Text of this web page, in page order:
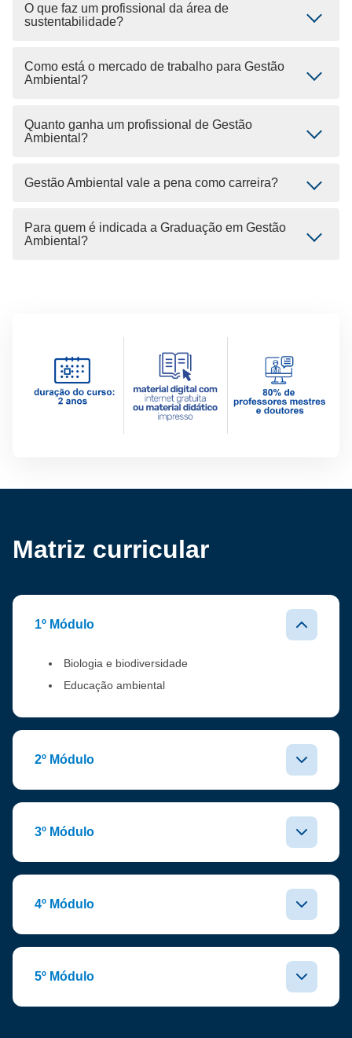
O que faz um profissional da área de
sustentabilidade?
Como está o mercado de trabalho para Gestão
Ambiental?
Quanto ganha um profissional de Gestão
Ambiental?
Gestão Ambiental vale a pena como carreira?
Para quem é indicada a Graduação em Gestão
Ambiental?
Matriz curricular
1º Módulo
Biologia e biodiversidade
Educação ambiental
2º Módulo
3º Módulo
4º Módulo
5º Módulo